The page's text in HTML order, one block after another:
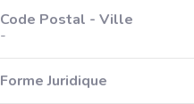
Code Postal - Ville
-
Forme Juridique